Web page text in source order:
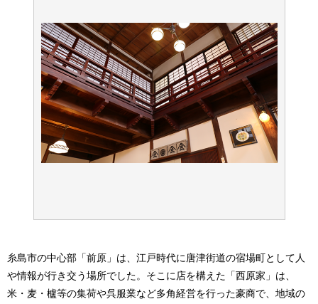
糸島市の中心部「前原」は、江戸時代に唐津街道の宿場町として人
や情報が行き交う場所でした。そこに店を構えた「西原家」は、
米・麦・櫨等の集荷や呉服業など多角経営を行った豪商で、地域の